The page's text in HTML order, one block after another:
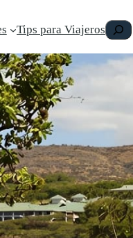
Tips para ViajerosBuscar